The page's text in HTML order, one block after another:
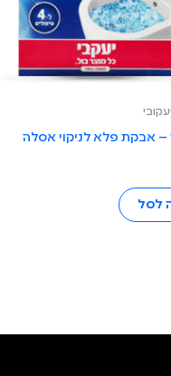
אבקת פלא לניקוי אסלה
לסל